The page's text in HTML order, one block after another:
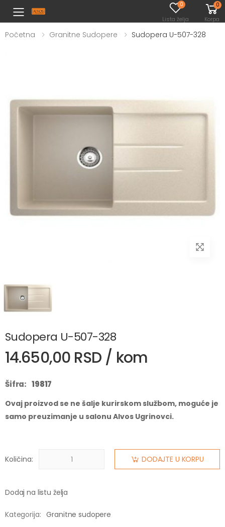
Toggle mobile menu
0
Lista želja
0
Korpa
Početna Granitne Sudopere Sudopera U-507-328
Sudopera U-507-328
14.650,00 RSD / kom
Šifra: 19817
Ovaj proizvod se ne šalje kurirskom službom, moguće je
samo preuzimanje u salonu Alvos Ugrinovci.
Količina: DODAJTE U KORPU
Dodaj na listu želja
Kategorija: Granitne sudopere